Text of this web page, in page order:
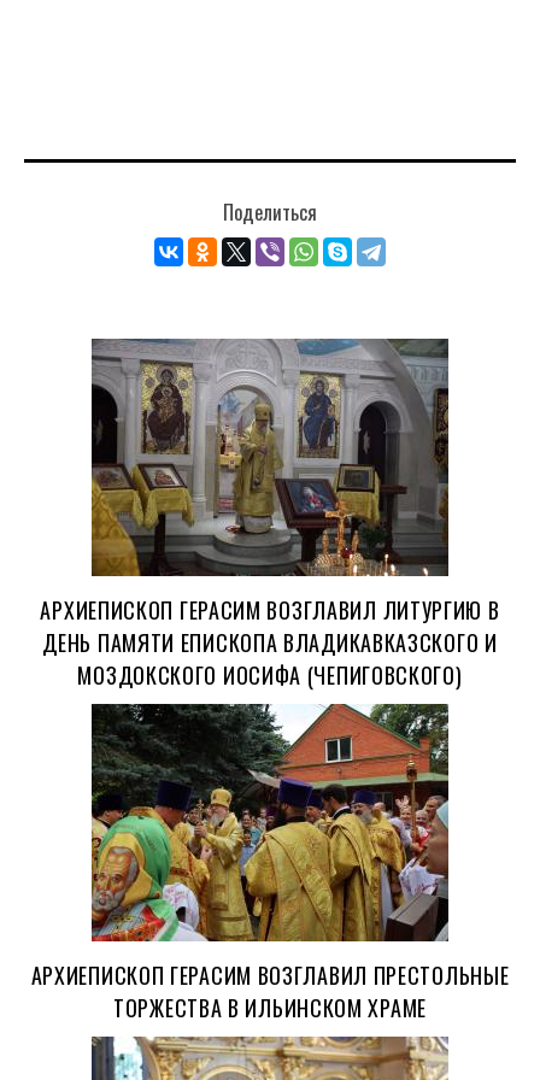
Поделиться
АРХИЕПИСКОП ГЕРАСИМ ВОЗГЛАВИЛ ЛИТУРГИЮ В
ДЕНЬ ПАМЯТИ ЕПИСКОПА ВЛАДИКАВКАЗСКОГО И
МОЗДОКСКОГО ИОСИФА (ЧЕПИГОВСКОГО)
АРХИЕПИСКОП ГЕРАСИМ ВОЗГЛАВИЛ ПРЕСТОЛЬНЫЕ
ТОРЖЕСТВА В ИЛЬИНСКОМ ХРАМЕ